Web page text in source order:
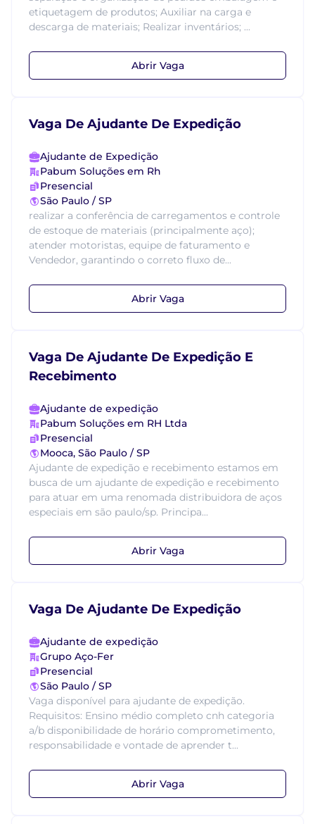
etiquetagem de produtos; Auxiliar na carga e
descarga de materiais; Realizar inventários; ...
Abrir Vaga
Vaga De Ajudante De Expedição
Ajudante de Expedição
Pabum Soluções em Rh
Presencial
São Paulo / SP
realizar a conferência de carregamentos e controle
de estoque de materiais (principalmente aço);
atender motoristas, equipe de faturamento e
Vendedor, garantindo o correto fluxo de...
Abrir Vaga
Vaga De Ajudante De Expedição E
Recebimento
Ajudante de expedição
Pabum Soluções em RH Ltda
Presencial
Mooca, São Paulo / SP
Ajudante de expedição e recebimento estamos em
busca de um ajudante de expedição e recebimento
para atuar em uma renomada distribuidora de aços
especiais em são paulo/sp. Principa...
Abrir Vaga
Vaga De Ajudante De Expedição
Ajudante de expedição
Grupo Aço-Fer
Presencial
São Paulo / SP
Vaga disponível para ajudante de expedição.
Requisitos: Ensino médio completo cnh categoria
a/b disponibilidade de horário comprometimento,
responsabilidade e vontade de aprender t...
Abrir Vaga